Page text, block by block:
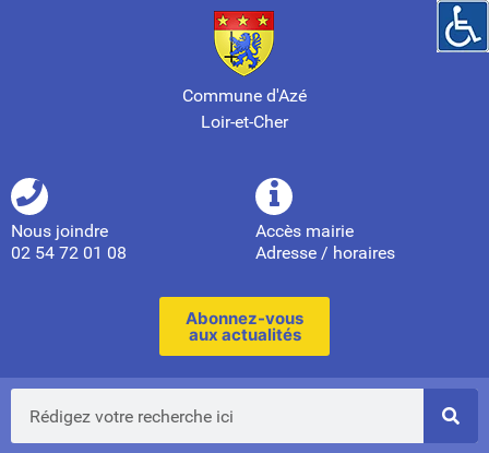
Commune d'Azé
Loir-et-Cher
Nous joindre
02 54 72 01 08
Accès mairie
Adresse / horaires
Abonnez-vous
aux actualités